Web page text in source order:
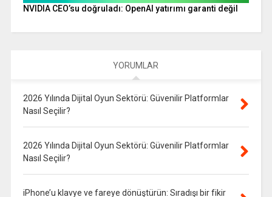
NVIDIA CEO’su doğruladı: OpenAI yatırımı garanti değil
YORUMLAR
2026 Yılında Dijital Oyun Sektörü: Güvenilir Platformlar
Nasıl Seçilir?
2026 Yılında Dijital Oyun Sektörü: Güvenilir Platformlar
Nasıl Seçilir?
iPhone’u klavye ve fareye dönüştürün: Sıradışı bir fikir